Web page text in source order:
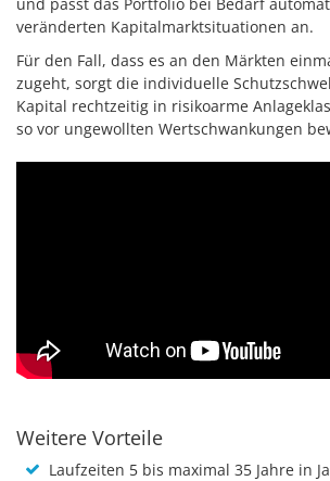
veränderten Kapitalmarktsituationen an.
Für den Fall, dass es an den Märkten
zugeht, sorgt die individuelle
Kapital rechtzeitig in risikoarme
so vor ungewollten Wertschwankungen
Weitere Vorteile
Laufzeiten 5 bis maximal 35 Jahre in